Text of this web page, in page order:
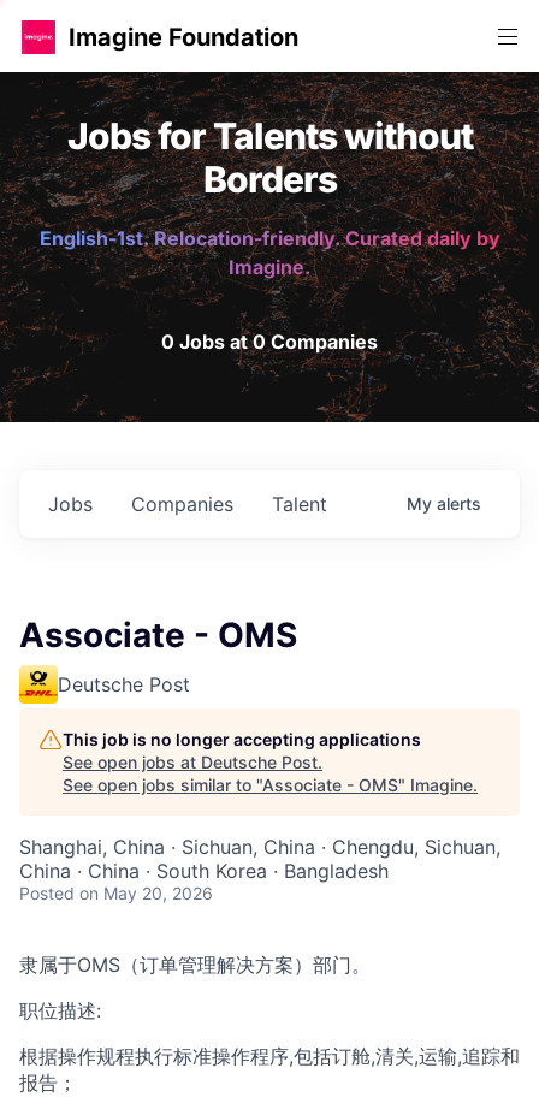
Imagine Foundation
Jobs for Talents without
Borders
English-1st. Relocation-friendly. Curated daily by
Imagine.
0 Jobs at 0 Companies
Jobs Companies Talent My alerts
Associate - OMS
Deutsche Post
This job is no longer accepting applications
See open jobs at Deutsche Post.
See open jobs similar to "Associate - OMS" Imagine.
Shanghai, China · Sichuan, China · Chengdu, Sichuan,
China · China · South Korea · Bangladesh
Posted on May 20, 2026
隶属于OMS（订单管理解决方案）部门。
职位描述:
根据操作规程执行标准操作程序,包括订舱,清关,运输,追踪和
报告；